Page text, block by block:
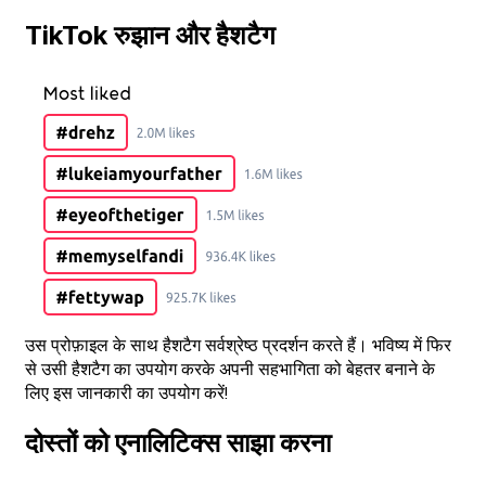
TikTok रुझान और हैशटैग
उस प्रोफ़ाइल के साथ हैशटैग सर्वश्रेष्ठ प्रदर्शन करते हैं। भविष्य में फिर
से उसी हैशटैग का उपयोग करके अपनी सहभागिता को बेहतर बनाने के
लिए इस जानकारी का उपयोग करें!
दोस्तों को एनालिटिक्स साझा करना